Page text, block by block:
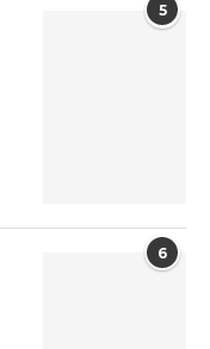
5
6